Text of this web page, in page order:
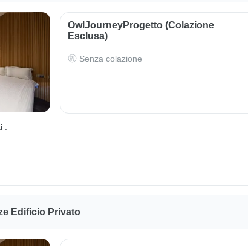
:
OwlJourneyProgetto (colazione
Esclusa)
Senza colazione
Edificio Privato